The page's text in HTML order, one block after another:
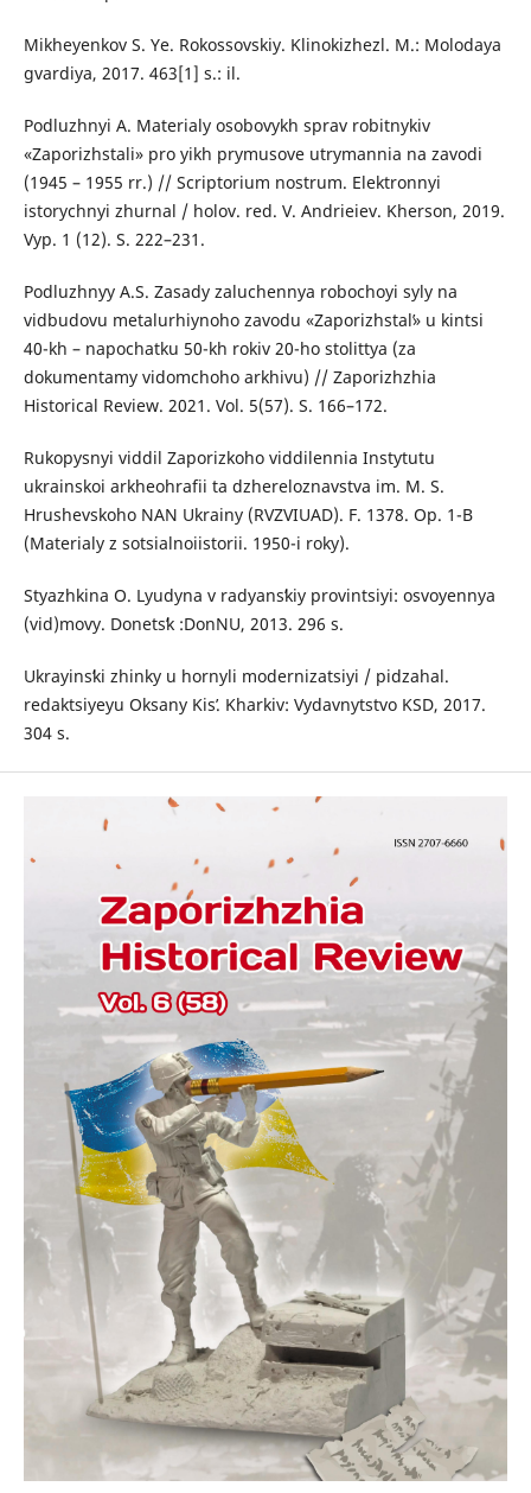
Mikheyenkov S. Ye. Rokossovskiy. Klinokizhezl. M.: Molodaya
gvardiya, 2017. 463[1] s.: il.
Podluzhnyi A. Materialy osobovykh sprav robitnykiv
«Zaporizhstali» pro yikh prymusove utrymannia na zavodi
(1945 – 1955 rr.) // Scriptorium nostrum. Elektronnyi
istorychnyi zhurnal / holov. red. V. Andrieiev. Kherson, 2019.
Vyp. 1 (12). S. 222–231.
Podluzhnyy A.S. Zasady zaluchennya robochoyi syly na
vidbudovu metalurhiynoho zavodu «Zaporizhstalʹ» u kintsi
40-kh – napochatku 50-kh rokiv 20-ho stolittya (za
dokumentamy vidomchoho arkhivu) // Zaporizhzhia
Historical Review. 2021. Vol. 5(57). S. 166–172.
Rukopysnyi viddil Zaporizkoho viddilennia Instytutu
ukrainskoi arkheohrafii ta dzhereloznavstva im. M. S.
Hrushevskoho NAN Ukrainy (RVZVIUAD). F. 1378. Op. 1-B
(Materialy z sotsialnoiistorii. 1950-i roky).
Styazhkina O. Lyudyna v radyansʹkiy provintsiyi: osvoyennya
(vid)movy. Donetsʹk :DonNU, 2013. 296 s.
Ukrayinsʹki zhinky u hornyli modernizatsiyi / pidzahal.
redaktsiyeyu Oksany Kisʹ. Kharkiv: Vydavnytstvo KSD, 2017.
304 s.